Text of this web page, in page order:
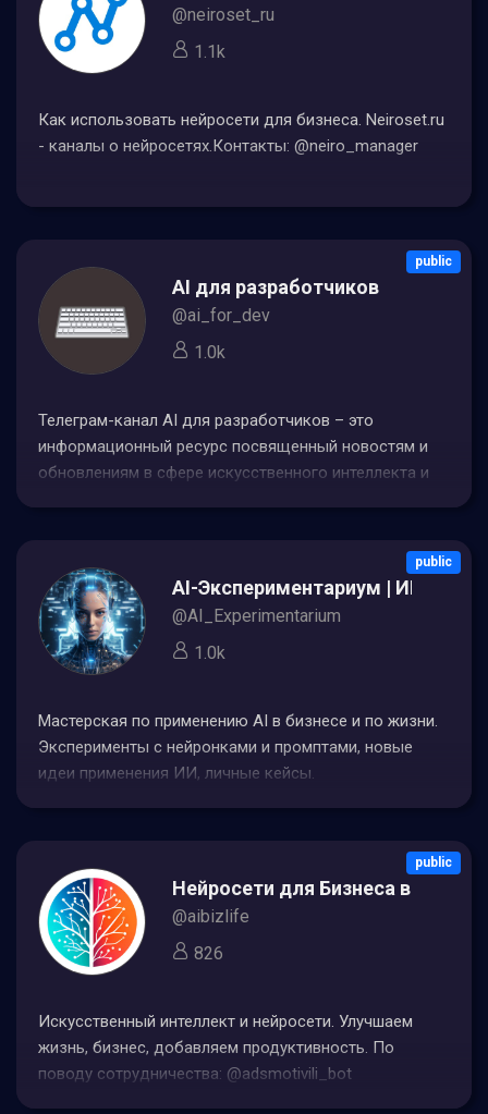
@neiroset_ru
1.1k
Как использовать нейросети для бизнеса. Neiroset.ru
- каналы о нейросетях.Контакты: @neiro_manager
public
AI для разработчиков
@ai_for_dev
1.0k
Телеграм-канал AI для разработчиков – это
информационный ресурс посвященный новостям и
обновлениям в сфере искусственного интеллекта и
статьи гайды и обсуждения последних тенденций в
индустрии AI
public
AI-Экспериментариум | ИИ для
@AI_Experimentarium
1.0k
Мастерская по применению AI в бизнесе и по жизни.
Эксперименты с нейронками и промптами, новые
идеи применения ИИ, личные кейсы.
public
Нейросети для Бизнеса в Жизни
@aibizlife
826
Искусственный интеллект и нейросети. Улучшаем
жизнь, бизнес, добавляем продуктивность. По
поводу сотрудничества: @adsmotivili_bot